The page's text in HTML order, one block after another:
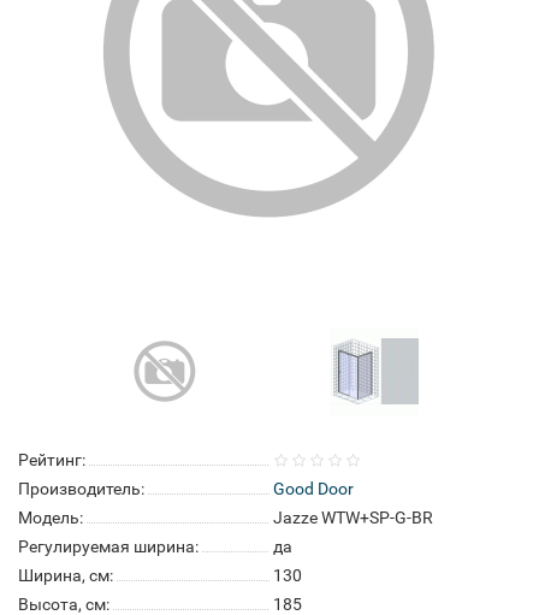
Рейтинг:
Производитель:
Good Door
Модель:
Jazze WTW+SP-G-BR
Регулируемая ширина:
да
Ширина, см:
130
Высота, см:
185